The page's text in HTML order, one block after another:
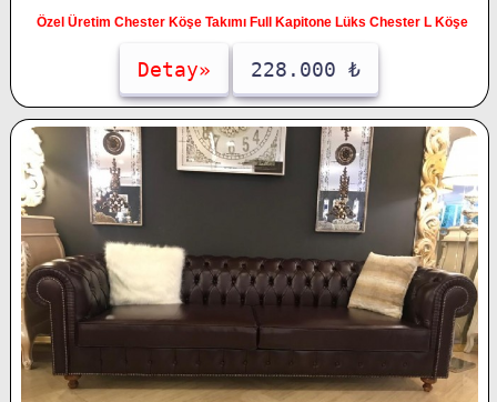
Özel Üretim Chester Köşe Takımı Full Kapitone Lüks Chester L Köşe
Detay» 228.000 ₺